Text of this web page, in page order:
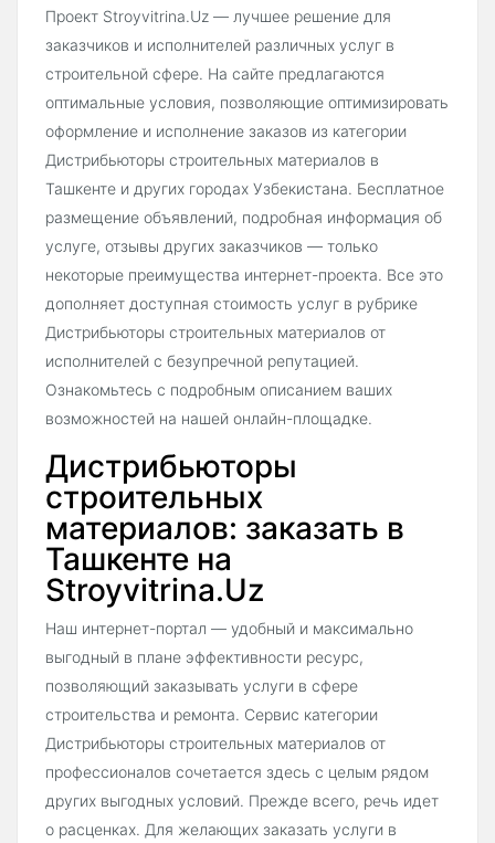
Проект Stroyvitrina.Uz — лучшее решение для
заказчиков и исполнителей различных услуг в
строительной сфере. На сайте предлагаются
оптимальные условия, позволяющие оптимизировать
оформление и исполнение заказов из категории
Дистрибьюторы строительных материалов в
Ташкенте и других городах Узбекистана. Бесплатное
размещение объявлений, подробная информация об
услуге, отзывы других заказчиков — только
некоторые преимущества интернет-проекта. Все это
дополняет доступная стоимость услуг в рубрике
Дистрибьюторы строительных материалов от
исполнителей с безупречной репутацией.
Ознакомьтесь с подробным описанием ваших
возможностей на нашей онлайн-площадке.
Дистрибьюторы
строительных
материалов: заказать в
Ташкенте на
Stroyvitrina.Uz
Наш интернет-портал — удобный и максимально
выгодный в плане эффективности ресурс,
позволяющий заказывать услуги в сфере
строительства и ремонта. Сервис категории
Дистрибьюторы строительных материалов от
профессионалов сочетается здесь с целым рядом
других выгодных условий. Прежде всего, речь идет
о расценках. Для желающих заказать услуги в